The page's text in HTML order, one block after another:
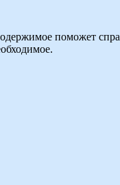
поможет